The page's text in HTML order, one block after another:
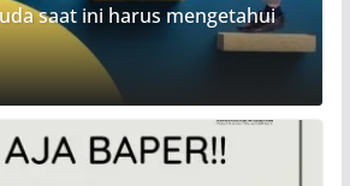
saat ini harus mengetahui